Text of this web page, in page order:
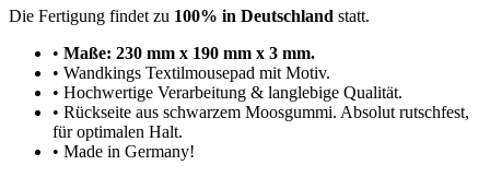
Die Fertigung findet zu 100% in Deutschland statt.
• Maße: 230 mm x 190 mm x 3 mm.
• Wandkings Textilmousepad mit Motiv.
• Hochwertige Verarbeitung & langlebige Qualität.
• Rückseite aus schwarzem Moosgummi. Absolut rutschfest,
für optimalen Halt.
• Made in Germany!